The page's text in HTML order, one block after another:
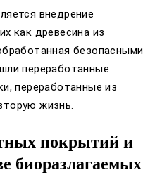
внедрение
как древесина из
безопасными
переработанные
переработанные из
жизнь.
покрытий и
биоразлагаемых